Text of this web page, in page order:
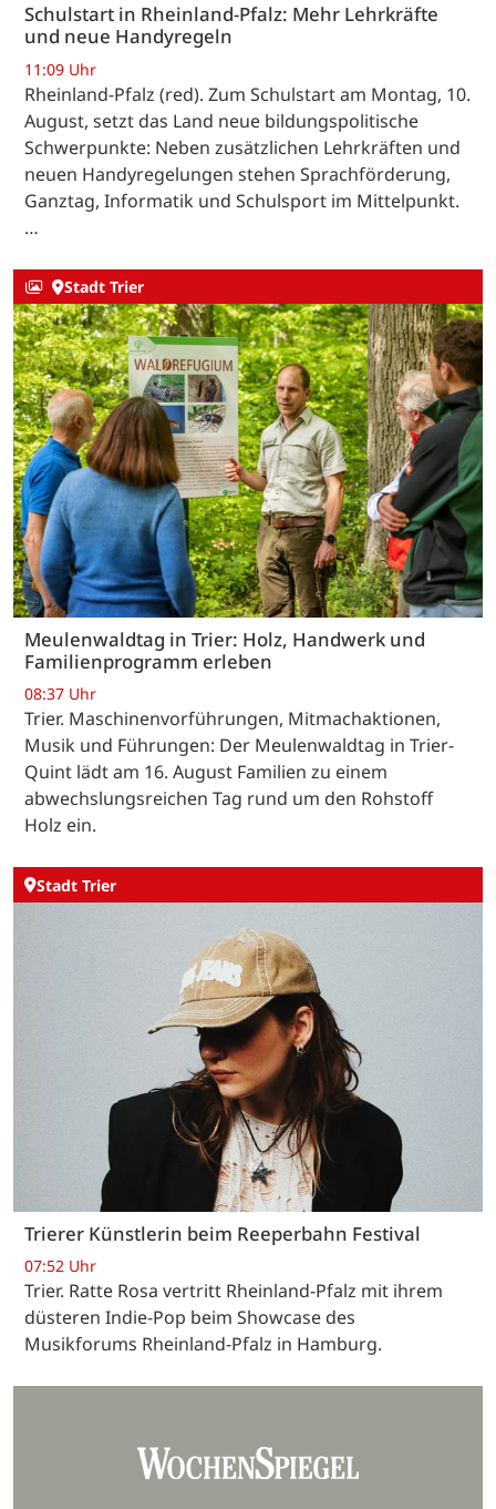
Schulstart in Rheinland-Pfalz: Mehr Lehrkräfte
und neue Handyregeln
11:09 Uhr
Rheinland-Pfalz (red). Zum Schulstart am Montag, 10.
August, setzt das Land neue bildungspolitische
Schwerpunkte: Neben zusätzlichen Lehrkräften und
neuen Handyregelungen stehen Sprachförderung,
Ganztag, Informatik und Schulsport im Mittelpunkt.
…
Stadt Trier
Meulenwaldtag in Trier: Holz, Handwerk und
Familienprogramm erleben
08:37 Uhr
Trier. Maschinenvorführungen, Mitmachaktionen,
Musik und Führungen: Der Meulenwaldtag in Trier-
Quint lädt am 16. August Familien zu einem
abwechslungsreichen Tag rund um den Rohstoff
Holz ein.
Stadt Trier
Trierer Künstlerin beim Reeperbahn Festival
07:52 Uhr
Trier. Ratte Rosa vertritt Rheinland-Pfalz mit ihrem
düsteren Indie-Pop beim Showcase des
Musikforums Rheinland-Pfalz in Hamburg.